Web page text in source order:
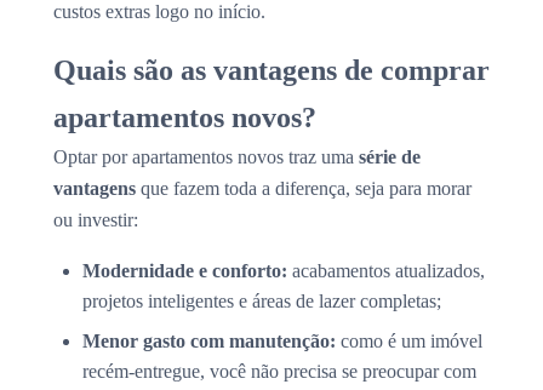
custos extras logo no início.
Quais são as vantagens de comprar
apartamentos novos?
Optar por apartamentos novos traz uma série de
vantagens que fazem toda a diferença, seja para morar
ou investir:
Modernidade e conforto: acabamentos atualizados,
projetos inteligentes e áreas de lazer completas;
Menor gasto com manutenção: como é um imóvel
recém-entregue, você não precisa se preocupar com